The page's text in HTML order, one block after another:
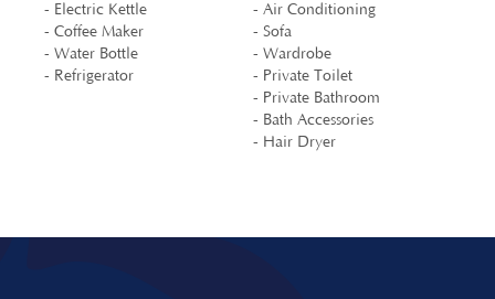
- Electric Kettle
- Coffee Maker
- Water Bottle
- Refrigerator
- Air Conditioning
- Sofa
- Wardrobe
- Private Toilet
- Private Bathroom
- Bath Accessories
- Hair Dryer